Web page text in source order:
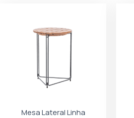
Mesa Lateral Linha